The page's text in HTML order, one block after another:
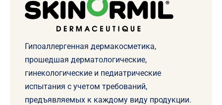
Гипоаллергенная дермакосметика,
прошедшая дерматологические,
гинекологические и педиатрические
испытания с учетом требований,
предъявляемых к каждому виду продукции.